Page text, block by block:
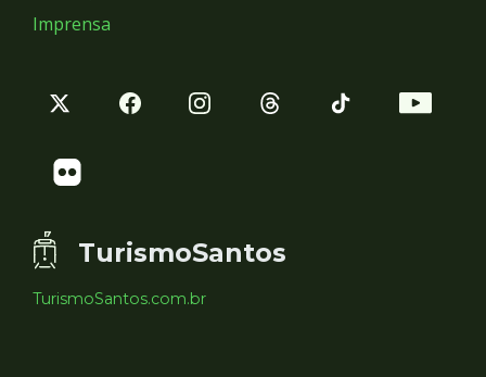
Imprensa
TurismoSantos
TurismoSantos.com.br